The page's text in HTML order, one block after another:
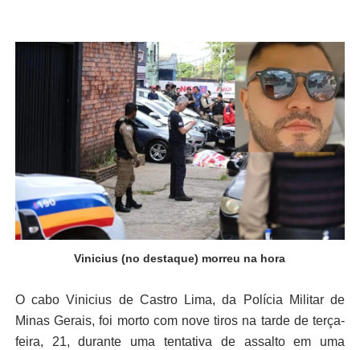
Vinicius (no destaque) morreu na hora
O cabo Vinicius de Castro Lima, da Polícia Militar de
Minas Gerais, foi morto com nove tiros na tarde de terça-
feira, 21, durante uma tentativa de assalto em uma